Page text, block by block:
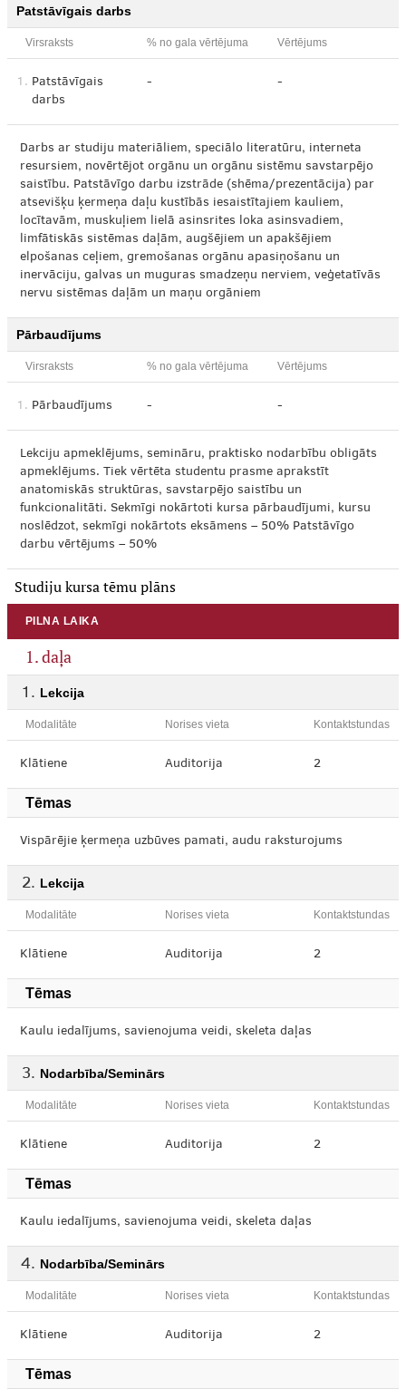
Patstāvīgais darbs
Virsraksts % no gala vērtējuma Vērtējums
1. Patstāvīgais
darbs
- -
Darbs ar studiju materiāliem, speciālo literatūru, interneta
resursiem, novērtējot orgānu un orgānu sistēmu savstarpējo
saistību. Patstāvīgo darbu izstrāde (shēma/prezentācija) par
atsevišķu ķermeņa daļu kustībās iesaistītajiem kauliem,
locītavām, muskuļiem lielā asinsrites loka asinsvadiem,
limfātiskās sistēmas daļām, augšējiem un apakšējiem
elpošanas ceļiem, gremošanas orgānu apasiņošanu un
inervāciju, galvas un muguras smadzeņu nerviem, veģetatīvās
nervu sistēmas daļām un maņu orgāniem
Pārbaudījums
Virsraksts % no gala vērtējuma Vērtējums
1. Pārbaudījums - -
Lekciju apmeklējums, semināru, praktisko nodarbību obligāts
apmeklējums. Tiek vērtēta studentu prasme aprakstīt
anatomiskās struktūras, savstarpējo saistību un
funkcionalitāti. Sekmīgi nokārtoti kursa pārbaudījumi, kursu
noslēdzot, sekmīgi nokārtots eksāmens – 50% Patstāvīgo
darbu vērtējums – 50%
Studiju kursa tēmu plāns
PILNA LAIKA
1. daļa
Lekcija
Modalitāte Norises vieta Kontaktstundas
Klātiene Auditorija 2
Tēmas
Vispārējie ķermeņa uzbūves pamati, audu raksturojums
Lekcija
Modalitāte Norises vieta Kontaktstundas
Klātiene Auditorija 2
Tēmas
Kaulu iedalījums, savienojuma veidi, skeleta daļas
Nodarbība/Seminārs
Modalitāte Norises vieta Kontaktstundas
Klātiene Auditorija 2
Tēmas
Kaulu iedalījums, savienojuma veidi, skeleta daļas
Nodarbība/Seminārs
Modalitāte Norises vieta Kontaktstundas
Klātiene Auditorija 2
Tēmas